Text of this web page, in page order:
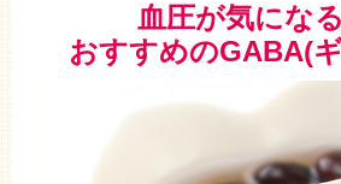
血圧が気にな
おすすめのGABA(